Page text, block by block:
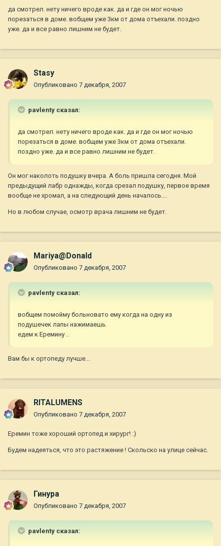
да смотрел. нету ничего вроде как. да и где он мог ночью
порезаться в доме. вобщем уже 3км от дома отъехали. поздно
уже. да и все равно лишним не будет.
Stasy
Опубликовано 7 декабря, 2007
pavlenty сказал:
да смотрел. нету ничего вроде как. да и где он мог ночью
порезаться в доме. вобщем уже 3км от дома отъехали.
поздно уже. да и все равно лишним не будет.
Он мог наколоть подушку вчера. А боль пришла сегодня. Мой
предыдущий лабр однажды, когда срезал подушку, первое время
вообще не хромал, а на следующий день началось....
Но в любом случае, осмотр врача лишним не будет.
Mariya@Donald
Опубликовано 7 декабря, 2007
pavlenty сказал:
вобщем помойму больновато ему когда на одну из
подушечек лапы нажимаешь.
едем к Еремину ..
Вам бы к ортопеду лучше...
RITALUMENS
Опубликовано 7 декабря, 2007
Еремин тоже хороший ортопед и хирург! :)
Будем надеяться, что это растяжение ! Скольско на улице сейчас.
Гинура
Опубликовано 7 декабря, 2007
pavlenty сказал: